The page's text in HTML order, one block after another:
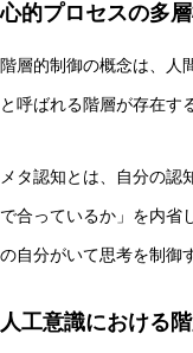
心的プロセスの多
階層的制御の概念は、人
と呼ばれる階層が存在す
メタ認知とは、自分の
で合っているか」を内省
の自分がいて思考を制御
人工意識における